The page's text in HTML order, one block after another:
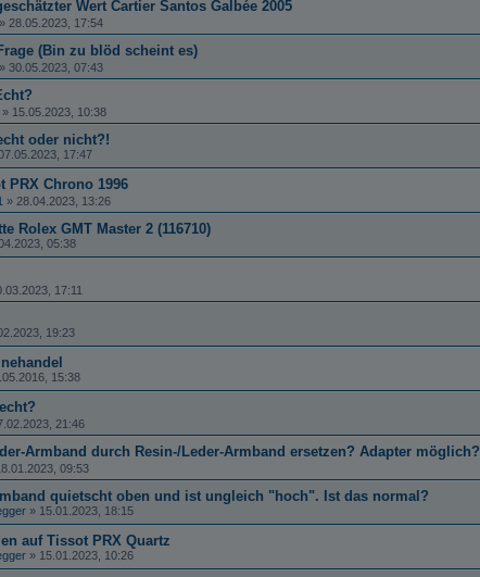
Wert Cartier Santos Galbée 2005
» 28.05.2023, 17:54
(Bin zu blöd scheint es)
» 30.05.2023, 07:43
» 15.05.2023, 10:38
oder nicht?!
17:47
PRX Chrono 1996
» 28.04.2023, 13:26
Rolex GMT Master 2 (116710)
05:38
17:11
19:23
15:38
21:46
Armband durch Resin-/Leder-Armband ersetzen? Adapter möglich?
09:53
quietscht oben und ist ungleich "hoch". Ist das normal?
» 15.01.2023, 18:15
auf Tissot PRX Quartz
» 15.01.2023, 10:26